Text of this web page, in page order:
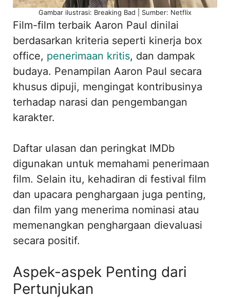
Gambar ilustrasi: Breaking Bad | Sumber: Netflix
Film-film terbaik Aaron Paul dinilai
berdasarkan kriteria seperti kinerja box
office, penerimaan kritis, dan dampak
budaya. Penampilan Aaron Paul secara
khusus dipuji, mengingat kontribusinya
terhadap narasi dan pengembangan
karakter.
Daftar ulasan dan peringkat IMDb
digunakan untuk memahami penerimaan
film. Selain itu, kehadiran di festival film
dan upacara penghargaan juga penting,
dan film yang menerima nominasi atau
memenangkan penghargaan dievaluasi
secara positif.
Aspek-aspek Penting dari
Pertunjukan